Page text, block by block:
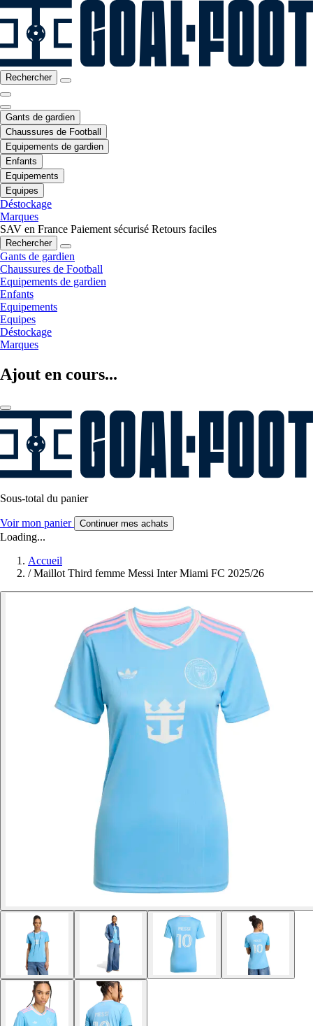
Rechercher
Gants de gardien
Chaussures de Football
Equipements de gardien
Enfants
Equipements
Equipes
Déstockage
Marques
SAV en France Paiement sécurisé Retours faciles
Rechercher
Gants de gardien
Chaussures de Football
Equipements de gardien
Enfants
Equipements
Equipes
Déstockage
Marques
Ajout en cours...
Sous-total du panier
Voir mon panier Continuer mes achats
Loading...
Accueil
/ Maillot Third femme Messi Inter Miami FC 2025/26